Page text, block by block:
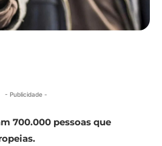
- Publicidade -
700.000 pessoas que